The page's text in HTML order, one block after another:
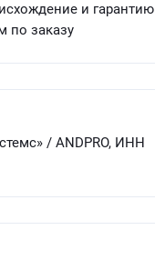
и гарантию
по заказу
/ ANDPRO, ИНН